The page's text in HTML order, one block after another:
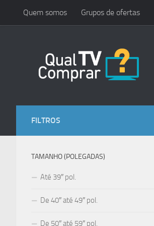
Skip to content
Quem somos Grupos de ofertas
FILTROS
TAMANHO (POLEGADAS)
Até 39″ pol.
De 40″ até 49″ pol.
De 50″ até 59″ pol.